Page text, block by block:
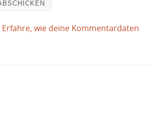
Erfahre, wie deine Kommentardaten